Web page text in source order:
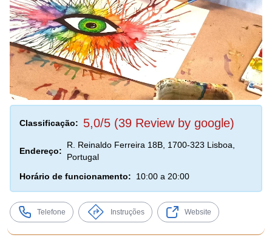
Classificação: 5,0/5 (39 Review by google)
Endereço:
R. Reinaldo Ferreira 18B, 1700-323 Lisboa,
Portugal
Horário de funcionamento:
10:00 a 20:00
Telefone Instruções Website